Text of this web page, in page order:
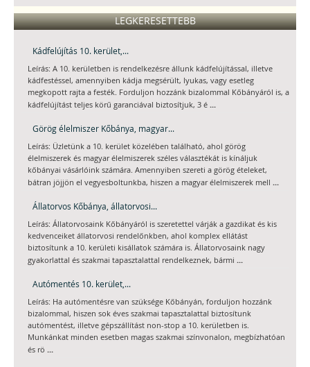
LEGKERESETTEBB
Kádfelújítás 10. kerület,...
Leírás: A 10. kerületben is rendelkezésre állunk kádfelújítással, illetve
kádfestéssel, amennyiben kádja megsérült, lyukas, vagy esetleg
megkopott rajta a festék. Forduljon hozzánk bizalommal Kőbányáról is, a
kádfelújítást teljes körű garanciával biztosítjuk, 3 é ...
Görög élelmiszer Kőbánya, magyar...
Leírás: Üzletünk a 10. kerület közelében található, ahol görög
élelmiszerek és magyar élelmiszerek széles választékát is kínáljuk
kőbányai vásárlóink számára. Amennyiben szereti a görög ételeket,
bátran jöjjön el vegyesboltunkba, hiszen a magyar élelmiszerek mell ...
Állatorvos Kőbánya, állatorvosi...
Leírás: Állatorvosaink Kőbányáról is szeretettel várják a gazdikat és kis
kedvenceiket állatorvosi rendelőnkben, ahol komplex ellátást
biztosítunk a 10. kerületi kisállatok számára is. Állatorvosaink nagy
gyakorlattal és szakmai tapasztalattal rendelkeznek, bármi ...
Autómentés 10. kerület,...
Leírás: Ha autómentésre van szüksége Kőbányán, forduljon hozzánk
bizalommal, hiszen sok éves szakmai tapasztalattal biztosítunk
autómentést, illetve gépszállítást non-stop a 10. kerületben is.
Munkánkat minden esetben magas szakmai színvonalon, megbízhatóan
és rö ...